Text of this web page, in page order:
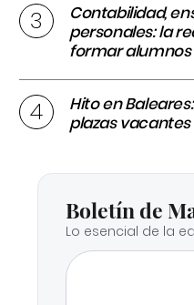
Contabilidad,
personales: la
formar
Hito en
plazas
Boletín de
Lo esencial de la